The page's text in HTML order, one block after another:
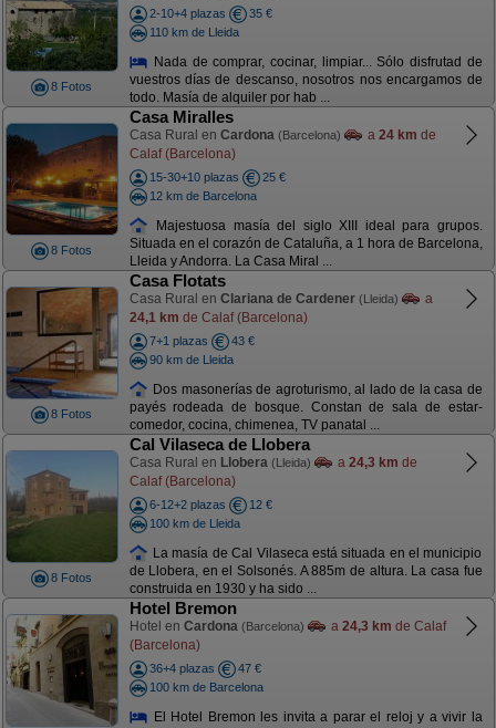
8 Fotos
2-10+4 plazas
35 €
110 km de Lleida
Nada de comprar, cocinar, limpiar... Sólo disfrutad de
vuestros días de descanso, nosotros nos encargamos de
todo. Masía de alquiler por hab ...
8 Fotos
Casa Miralles
Casa Rural en Cardona (Barcelona) a 24 km de
Calaf (Barcelona)
15-30+10 plazas
25 €
12 km de Barcelona
Majestuosa masía del siglo XIII ideal para grupos.
Situada en el corazón de Cataluña, a 1 hora de Barcelona,
Lleida y Andorra. La Casa Miral ...
8 Fotos
Casa Flotats
Casa Rural en Clariana de Cardener (Lleida)
a
24,1 km de Calaf (Barcelona)
7+1 plazas
43 €
90 km de Lleida
Dos masonerías de agroturismo, al lado de la casa de
payés rodeada de bosque. Constan de sala de estar-
comedor, cocina, chimenea, TV panatal ...
8 Fotos
Cal Vilaseca de Llobera
Casa Rural en Llobera (Lleida) a 24,3 km de
Calaf (Barcelona)
6-12+2 plazas
12 €
100 km de Lleida
La masía de Cal Vilaseca está situada en el municipio
de Llobera, en el Solsonés. A 885m de altura. La casa fue
construida en 1930 y ha sido ...
Hotel Bremon
Hotel en Cardona (Barcelona) a 24,3 km de Calaf
(Barcelona)
36+4 plazas
47 €
100 km de Barcelona
El Hotel Bremon les invita a parar el reloj y a vivir la